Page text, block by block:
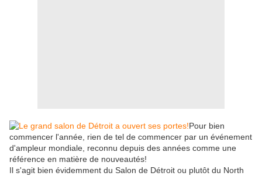
Pour bien
commencer l'année, rien de tel de commencer par un événement
d'ampleur mondiale, reconnu depuis des années comme une
référence en matière de nouveautés!
Il s'agit bien évidemment du Salon de Détroit ou plutôt du North